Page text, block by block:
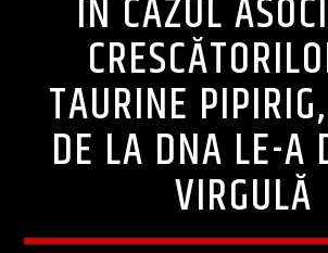
ÎN CAZUL
TAURINE
DE LA DNA LE-A
VIRGULĂ